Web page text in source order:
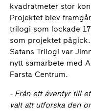
kvadratmeter stor
Projektet blev
trilogi som lockade
som projektet
Satans Trilogi var
nytt samarbete med
Farsta Centrum.
- Från ett äventyr till
valt att utforska den